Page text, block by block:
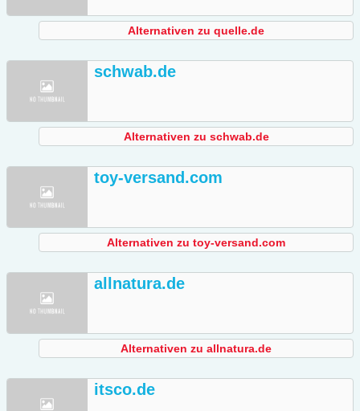
Alternativen zu quelle.de
schwab.de
Alternativen zu schwab.de
toy-versand.com
Alternativen zu toy-versand.com
allnatura.de
Alternativen zu allnatura.de
itsco.de